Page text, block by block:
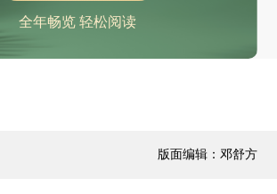
全年畅览 轻松阅读
版面编辑：邓舒方